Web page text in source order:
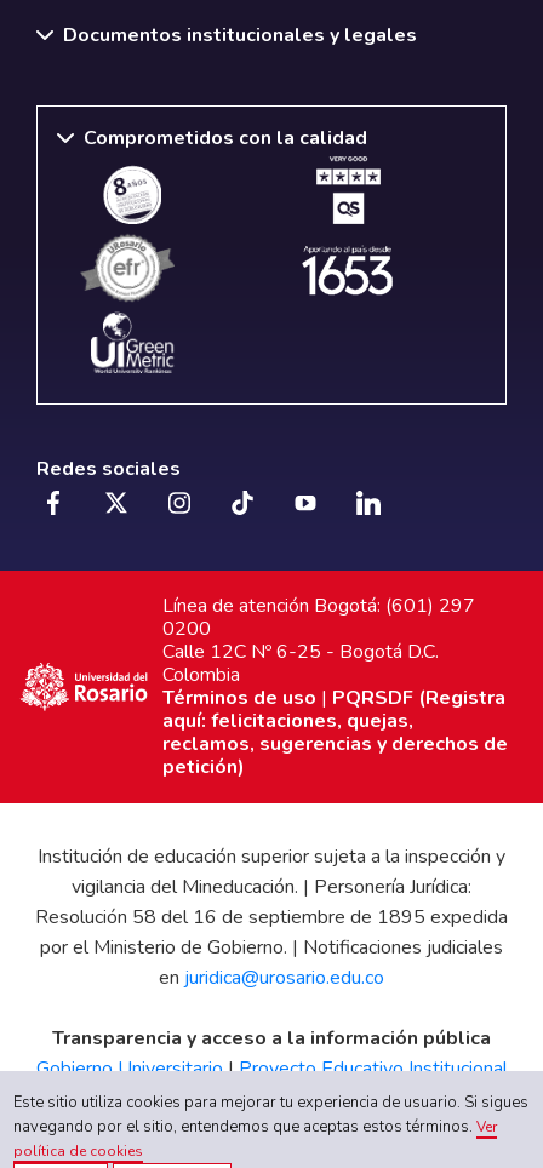
Documentos institucionales y legales
Comprometidos con la calidad
Redes sociales
Línea de atención Bogotá: (601) 297
0200
Calle 12C Nº 6-25 - Bogotá D.C.
Colombia
Términos de uso | PQRSDF (Registra
aquí: felicitaciones, quejas,
reclamos, sugerencias y derechos de
petición)
Institución de educación superior sujeta a la inspección y
vigilancia del Mineducación. | Personería Jurídica:
Resolución 58 del 16 de septiembre de 1895 expedida
por el Ministerio de Gobierno. | Notificaciones judiciales
en juridica@urosario.edu.co
Transparencia y acceso a la información pública
Gobierno Universitario|Proyecto Educativo Institucional
|Informe de Gestión|Boletín Estadístico|Régimen
Tributario|Estados Financieros|Código de Ética|Canal
de Integridad UR
Este sitio utiliza cookies para mejorar tu experiencia de usuario. Si sigues
navegando por el sitio, entendemos que aceptas estos términos.Ver
política de cookies